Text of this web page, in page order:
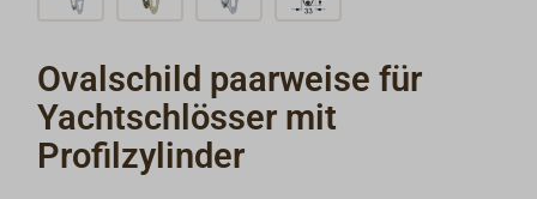
Ovalschild paarweise für
Yachtschlösser mit
Profilzylinder